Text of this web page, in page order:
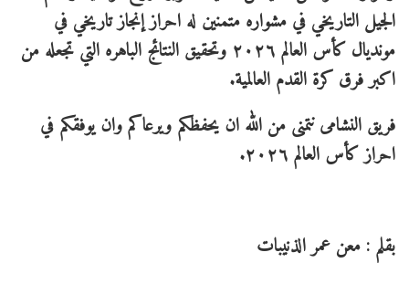
الجيل التاريخي في مشواره متمنين له احراز إنجاز تاريخي في
مونديال كأس العالم ٢٠٢٦ وتحقيق النتائج الباهره التي تجعله من
اكبر فرق كرة القدم العالمية.
فريق النشامى نتمنى من الله ان يحفظكم ويرعاكم وان يوفقكم في
احراز كأس العالم ٢٠٢٦.
بقلم : معن عمر الذنيبات